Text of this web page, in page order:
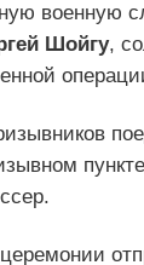
военную
Шойгу,